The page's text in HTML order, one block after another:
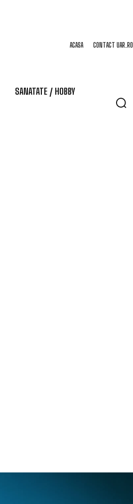
ACASA CONTACT UAR.RO
SANATATE / HOBBY